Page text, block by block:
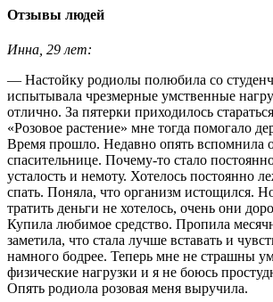
Отзывы людей
Инна, 29 лет:
— Настойку родиолы полюбила со
испытывала чрезмерные умственные
отлично. За пятерки приходилось
«Розовое растение» мне тогда помогало
Время прошло. Недавно опять вспомнила
спасительнице. Почему-то стало
усталость и немоту. Хотелось постоянно
спать. Поняла, что организм истощился.
тратить деньги не хотелось, очень они
Купила любимое средство. Пропила
заметила, что стала лучше вставать и
намного бодрее. Теперь мне не страшны
физические нагрузки и я не боюсь
Опять родиола розовая меня выручила.